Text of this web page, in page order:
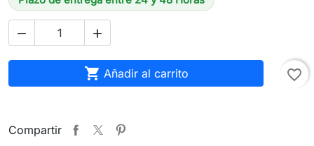
 
 Añadir al carrito favorite_border
Compartir